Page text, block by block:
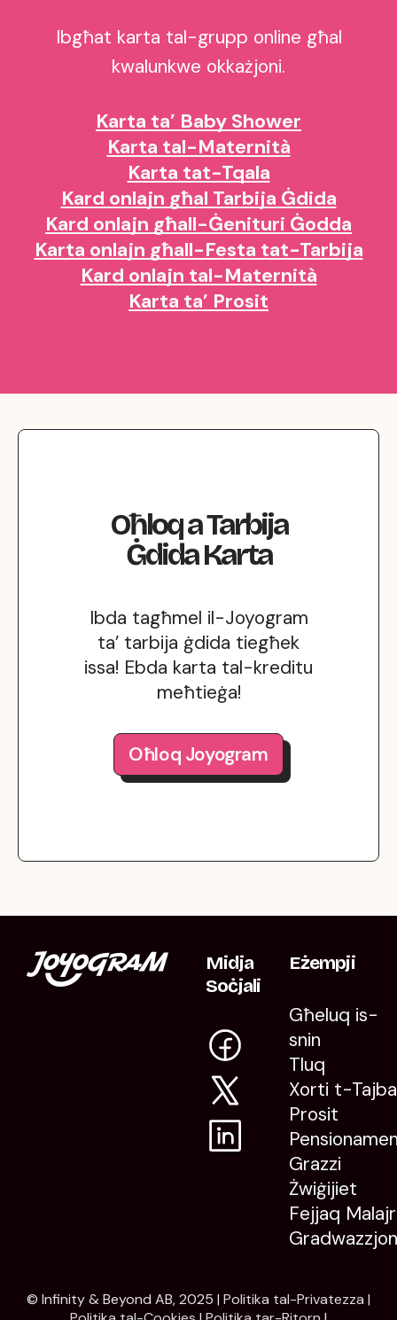
Ibgħat karta tal-grupp online għal
kwalunkwe okkażjoni.
Karta ta’ Baby Shower
Karta tal-Maternità
Karta tat-Tqala
Kard onlajn għal Tarbija Ġdida
Kard onlajn għall-Ġenituri Ġodda
Karta onlajn għall-Festa tat-Tarbija
Kard onlajn tal-Maternità
Karta ta’ Prosit
OħloqaTarbija
ĠdidaKarta
Ibda tagħmel il-Joyogram
ta’ tarbija ġdida tiegħek
issa! Ebda karta tal-kreditu
meħtieġa!
Oħloq Joyogram
Midja
Soċjali
Eżempji
Għeluq is-
snin
Tluq
Xorti t-Tajba
Prosit
Grazzi
Żwiġijiet
Fejjaq Malajr
© Infinity & Beyond AB, 2025 | Politika tal-Privatezza |